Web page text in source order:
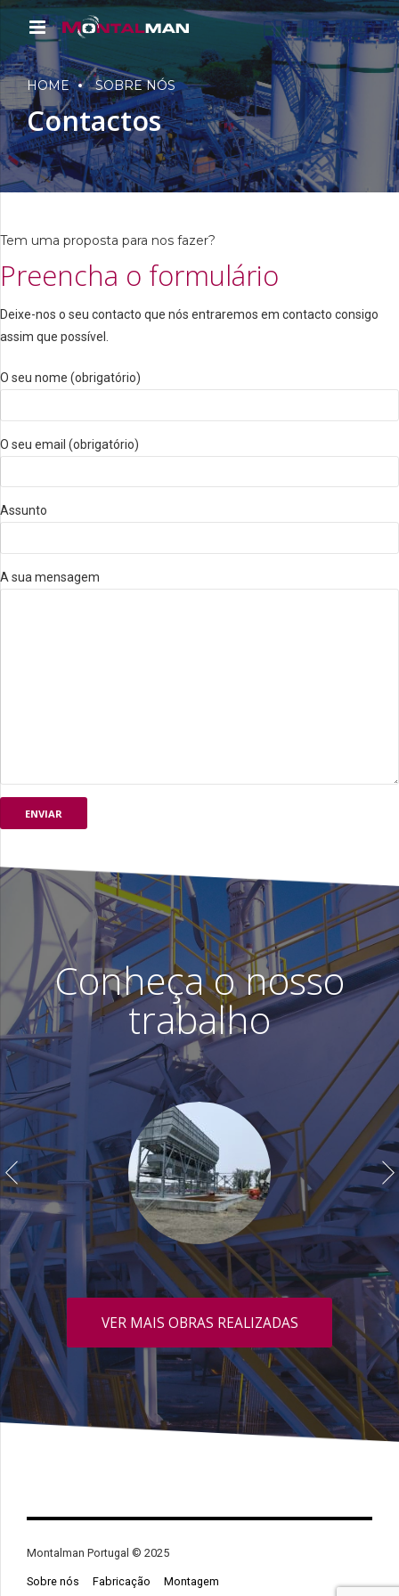
HOME SOBRE NÓS
Contactos
Tem uma proposta para nos fazer?
Preencha o formulário
Deixe-nos o seu contacto que nós entraremos em contacto consigo
assim que possível.
O seu nome (obrigatório)
O seu email (obrigatório)
Assunto
A sua mensagem
Conheça o nosso
trabalho
VER MAIS OBRAS REALIZADAS
Montalman Portugal © 2025
Sobre nós Fabricação
Montagem